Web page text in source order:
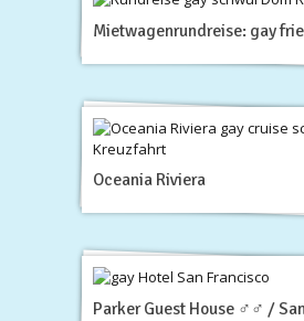
Mietwagenrundreise: gay
Oceania Riviera
Parker Guest House ♂♂ /